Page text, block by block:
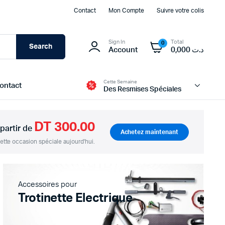
Contact Mon Compte Suivre votre colis
Search
Sign In
Account
0 Total
د.ت
Modules d’alimentation et BMS
Transformateur et Chargeur
Panneau Solaire
Boites d’alimentation
Cette Semaine
Des Resmises Spéciales
de DT 300.00
occasion spéciale aujourd'hui.
Achetez maintenant
Accessoires pour
Trotinette Electrique